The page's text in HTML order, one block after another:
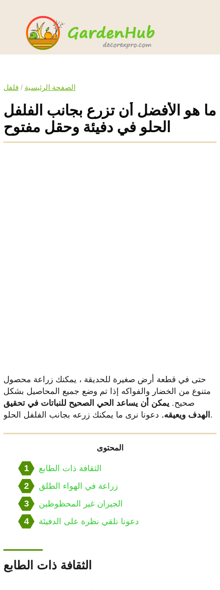
الصفحة الرئيسية / فلفل
ما هو الأفضل أن تزرع بجانب الفلفل
الحلو في دفيئة وحقل مفتوح
حتى في قطعة أرض صغيرة للحديقة ، يمكنك زراعة محصول
متنوع من الخضار والفواكه إذا تم وضع جميع المحاصيل بشكل
صحيح. يمكن أن يساعد الحي الصحيح للنباتات في تحقيق
الهدف ويعيقه. دعونا نرى ما يمكنك زرعه بجانب الفلفل الحلو.
المحتوى
1 الثقافة ذات الطابع
2 زراعة في الهواء الطلق
3 الجيران غير المحظوظين
4 دعونا نلقي نظرة على الدفيئة
الثقافة ذات الطابع